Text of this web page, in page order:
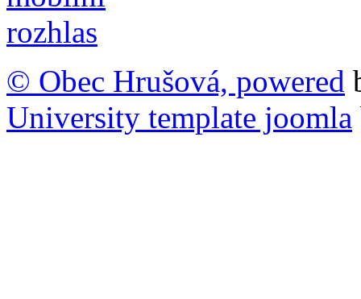
© Obec Hrušová, powered
University template joomla